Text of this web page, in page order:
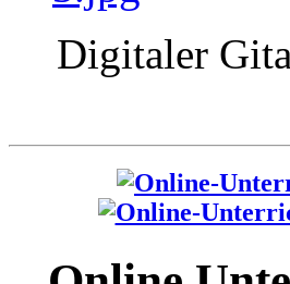
Digitaler